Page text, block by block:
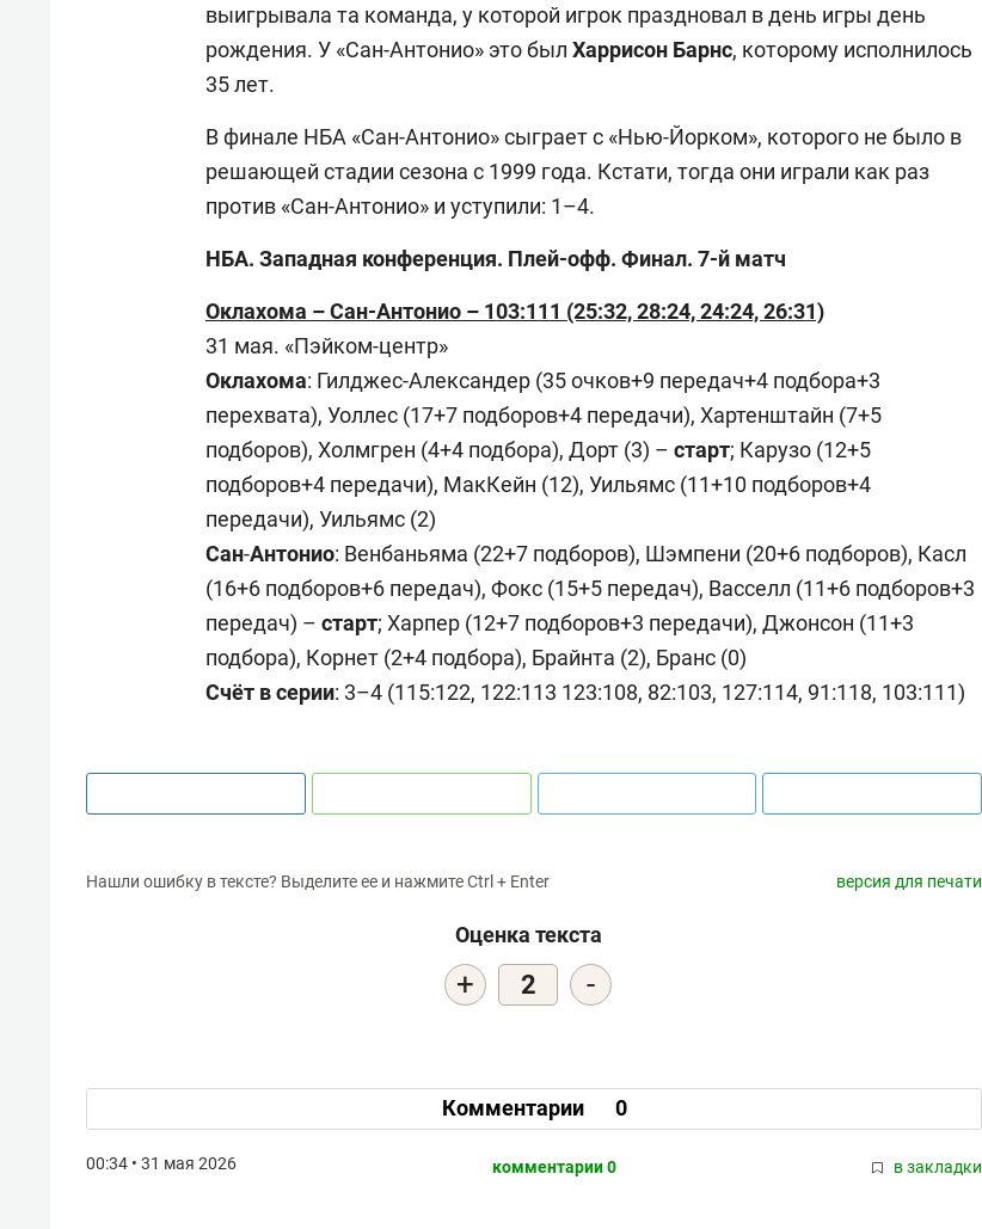
выигрывала та команда, у которой игрок праздновал в день игры день
рождения. У «Сан-Антонио» это был Харрисон Барнс, которому исполнилось
35 лет.
В финале НБА «Сан-Антонио» сыграет с «Нью-Йорком», которого не было в
решающей стадии сезона с 1999 года. Кстати, тогда они играли как раз
против «Сан-Антонио» и уступили: 1–4.
НБА. Западная конференция. Плей-офф. Финал. 7-й матч
Оклахома – Сан-Антонио – 103:111 (25:32, 28:24, 24:24, 26:31)
31 мая. «Пэйком-центр»
Оклахома: Гилджес-Александер (35 очков+9 передач+4 подбора+3
перехвата), Уоллес (17+7 подборов+4 передачи), Хартенштайн (7+5
подборов), Холмгрен (4+4 подбора), Дорт (3) – старт; Карузо (12+5
подборов+4 передачи), МакКейн (12), Уильямс (11+10 подборов+4
передачи), Уильямс (2)
Сан-Антонио: Венбаньяма (22+7 подборов), Шэмпени (20+6 подборов), Касл
(16+6 подборов+6 передач), Фокс (15+5 передач), Васселл (11+6 подборов+3
передач) – старт; Харпер (12+7 подборов+3 передачи), Джонсон (11+3
подбора), Корнет (2+4 подбора), Брайнта (2), Бранс (0)
Счёт в серии: 3–4 (115:122, 122:113 123:108, 82:103, 127:114, 91:118, 103:111)
Нашли ошибку в тексте? Выделите ее и нажмите Ctrl + Enter версия для печати
Оценка текста
+ 2 -
Комментарии 0
00:34 • 31 мая 2026 комментарии 0 в закладки